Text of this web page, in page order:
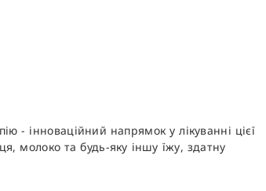
- інноваційний напрямок у лікуванні цієї
молоко та будь-яку іншу їжу, здатну